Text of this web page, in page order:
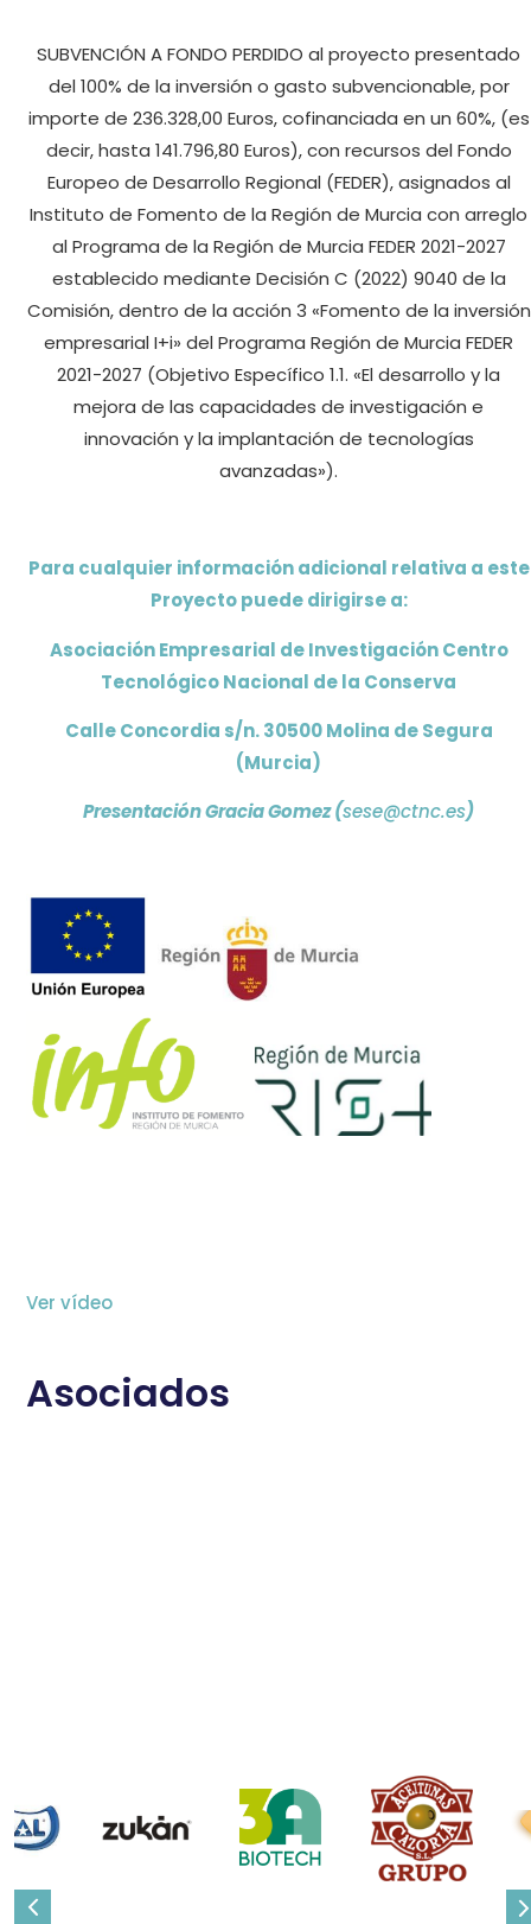
SUBVENCIÓN A FONDO PERDIDO al proyecto presentado
del 100% de la inversión o gasto subvencionable, por
importe de 236.328,00 Euros, cofinanciada en un 60%, (es
decir, hasta 141.796,80 Euros), con recursos del Fondo
Europeo de Desarrollo Regional (FEDER), asignados al
Instituto de Fomento de la Región de Murcia con arreglo
al Programa de la Región de Murcia FEDER 2021-2027
establecido mediante Decisión C (2022) 9040 de la
Comisión, dentro de la acción 3 «Fomento de la inversión
empresarial I+i» del Programa Región de Murcia FEDER
2021-2027 (Objetivo Específico 1.1. «El desarrollo y la
mejora de las capacidades de investigación e
innovación y la implantación de tecnologías
avanzadas»).
Para cualquier información adicional relativa a este
Proyecto puede dirigirse a:
Asociación Empresarial de Investigación Centro
Tecnológico Nacional de la Conserva
Calle Concordia s/n. 30500 Molina de Segura
(Murcia)
Presentación Gracia Gomez (sese@ctnc.es)
Ver vídeo
Asociados